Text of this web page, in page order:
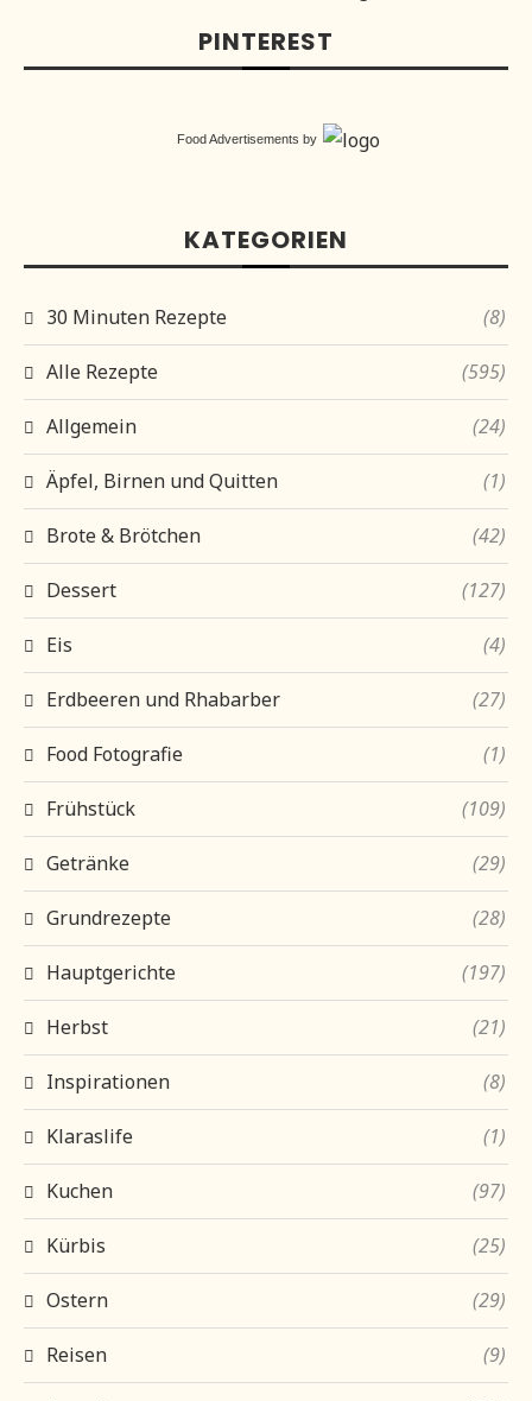
PINTEREST
Food Advertisements by
KATEGORIEN
30 Minuten Rezepte (8)
Alle Rezepte (595)
Allgemein (24)
Äpfel, Birnen und Quitten (1)
Brote & Brötchen (42)
Dessert (127)
Eis (4)
Erdbeeren und Rhabarber (27)
Food Fotografie (1)
Frühstück (109)
Getränke (29)
Grundrezepte (28)
Hauptgerichte (197)
Herbst (21)
Inspirationen (8)
Klaraslife (1)
Kuchen (97)
Kürbis (25)
Ostern (29)
Reisen (9)